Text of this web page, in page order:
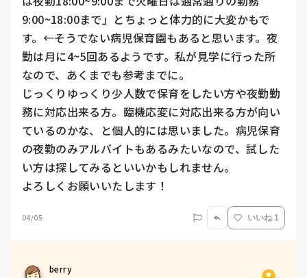
9:00~18:00まで」とちょっと体力的に大変かもで
す。←そうでない病児保育園もあると思います。夜
勤は月に4~5回あるようです。私が見学に行った所
なので、あくまでも参考までに。
じっくりゆっくり少人数で保育をしたい方や夜勤勤
務に対応出来る方。臨機応変に対応出来る方が向い
ているのかな、と個人的には思いました。病児保育
の夜勤のみアルバイトもあるみたいなので、試した
い方は探してみるといいかもしれません。
よろしくお願いいたします！
04/05 いいね 1
berry